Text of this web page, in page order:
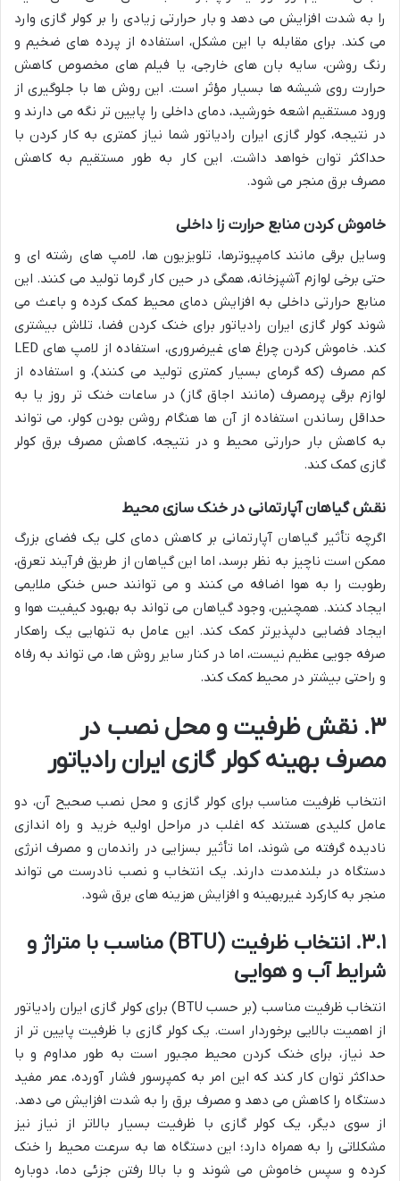
را به شدت افزایش می دهد و بار حرارتی زیادی را بر کولر گازی وارد
می کند. برای مقابله با این مشکل، استفاده از پرده های ضخیم و
رنگ روشن، سایه بان های خارجی، یا فیلم های مخصوص کاهش
حرارت روی شیشه ها بسیار مؤثر است. این روش ها با جلوگیری از
ورود مستقیم اشعه خورشید، دمای داخلی را پایین تر نگه می دارند و
در نتیجه، کولر گازی ایران رادیاتور شما نیاز کمتری به کار کردن با
حداکثر توان خواهد داشت. این کار به طور مستقیم به کاهش
مصرف برق منجر می شود.
خاموش کردن منابع حرارت زا داخلی
وسایل برقی مانند کامپیوترها، تلویزیون ها، لامپ های رشته ای و
حتی برخی لوازم آشپزخانه، همگی در حین کار گرما تولید می کنند. این
منابع حرارتی داخلی به افزایش دمای محیط کمک کرده و باعث می
شوند کولر گازی ایران رادیاتور برای خنک کردن فضا، تلاش بیشتری
کند. خاموش کردن چراغ های غیرضروری، استفاده از لامپ های LED
کم مصرف (که گرمای بسیار کمتری تولید می کنند)، و استفاده از
لوازم برقی پرمصرف (مانند اجاق گاز) در ساعات خنک تر روز یا به
حداقل رساندن استفاده از آن ها هنگام روشن بودن کولر، می تواند
به کاهش بار حرارتی محیط و در نتیجه، کاهش مصرف برق کولر
گازی کمک کند.
نقش گیاهان آپارتمانی در خنک سازی محیط
اگرچه تأثیر گیاهان آپارتمانی بر کاهش دمای کلی یک فضای بزرگ
ممکن است ناچیز به نظر برسد، اما این گیاهان از طریق فرآیند تعرق،
رطوبت را به هوا اضافه می کنند و می توانند حس خنکی ملایمی
ایجاد کنند. همچنین، وجود گیاهان می تواند به بهبود کیفیت هوا و
ایجاد فضایی دلپذیرتر کمک کند. این عامل به تنهایی یک راهکار
صرفه جویی عظیم نیست، اما در کنار سایر روش ها، می تواند به رفاه
و راحتی بیشتر در محیط کمک کند.
۳. نقش ظرفیت و محل نصب در
مصرف بهینه کولر گازی ایران رادیاتور
انتخاب ظرفیت مناسب برای کولر گازی و محل نصب صحیح آن، دو
عامل کلیدی هستند که اغلب در مراحل اولیه خرید و راه اندازی
نادیده گرفته می شوند، اما تأثیر بسزایی در راندمان و مصرف انرژی
دستگاه در بلندمدت دارند. یک انتخاب و نصب نادرست می تواند
منجر به کارکرد غیربهینه و افزایش هزینه های برق شود.
۳.۱. انتخاب ظرفیت (BTU) مناسب با متراژ و
شرایط آب و هوایی
انتخاب ظرفیت مناسب (بر حسب BTU) برای کولر گازی ایران رادیاتور
از اهمیت بالایی برخوردار است. یک کولر گازی با ظرفیت پایین تر از
حد نیاز، برای خنک کردن محیط مجبور است به طور مداوم و با
حداکثر توان کار کند که این امر به کمپرسور فشار آورده، عمر مفید
دستگاه را کاهش می دهد و مصرف برق را به شدت افزایش می دهد.
از سوی دیگر، یک کولر گازی با ظرفیت بسیار بالاتر از نیاز نیز
مشکلاتی را به همراه دارد؛ این دستگاه ها به سرعت محیط را خنک
کرده و سپس خاموش می شوند و با بالا رفتن جزئی دما، دوباره